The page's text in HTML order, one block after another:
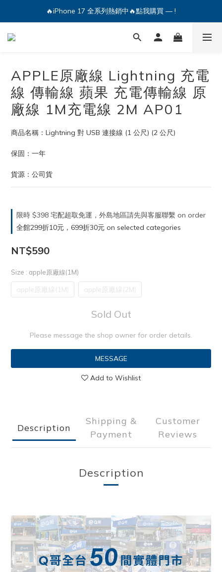
🔥iPhone 17 全系列熱銷中🔥點我購買 — !
🔥iPhone 17 全系列熱銷中🔥點我購買 — !
💕加入Q哥 Line 新好友領優惠券！🎫
APPLE原廠線 Lightning 充電
線 傳輸線 蘋果 充電傳輸線 原
廠線 1M充電線 2M AP01
商品名稱：Lightning 對 USB 連接線 (1 公尺) (2 公尺)
保固：一年
貨源：公司貨
限時 $398 宅配超取免運，外島地區請先與客服聯繫 on order
全館299折10元，699折30元 on selected categories
NT$590
Size : apple原廠線(1M)
apple原廠線(1M) apple原廠線(2M)
Sold Out
Please message the shop owner for order details.
MESSAGE
Add to Wishlist
Description
Shipping &
Payment
Customer
Reviews
Description